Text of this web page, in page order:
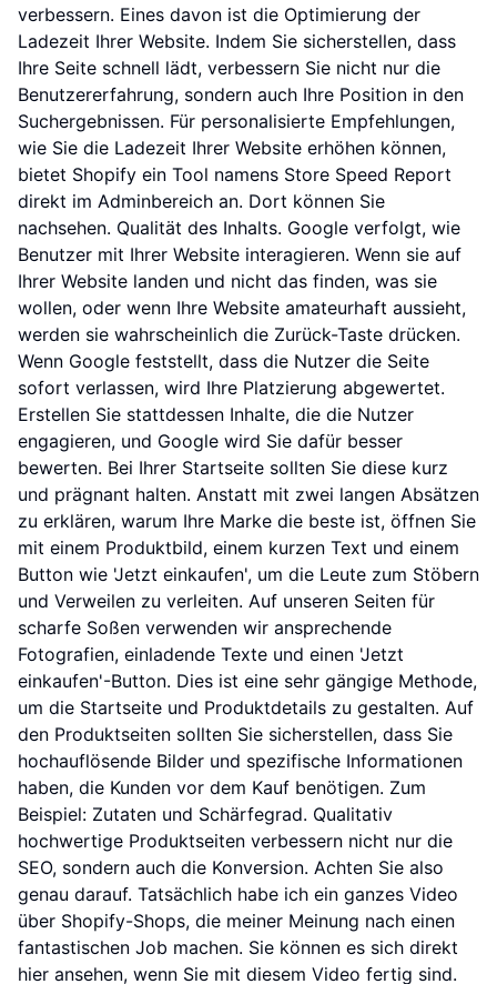
verbessern. Eines davon ist die Optimierung der
Ladezeit Ihrer Website. Indem Sie sicherstellen, dass
Ihre Seite schnell lädt, verbessern Sie nicht nur die
Benutzererfahrung, sondern auch Ihre Position in den
Suchergebnissen. Für personalisierte Empfehlungen,
wie Sie die Ladezeit Ihrer Website erhöhen können,
bietet Shopify ein Tool namens Store Speed Report
direkt im Adminbereich an. Dort können Sie
nachsehen. Qualität des Inhalts. Google verfolgt, wie
Benutzer mit Ihrer Website interagieren. Wenn sie auf
Ihrer Website landen und nicht das finden, was sie
wollen, oder wenn Ihre Website amateurhaft aussieht,
werden sie wahrscheinlich die Zurück-Taste drücken.
Wenn Google feststellt, dass die Nutzer die Seite
sofort verlassen, wird Ihre Platzierung abgewertet.
Erstellen Sie stattdessen Inhalte, die die Nutzer
engagieren, und Google wird Sie dafür besser
bewerten. Bei Ihrer Startseite sollten Sie diese kurz
und prägnant halten. Anstatt mit zwei langen Absätzen
zu erklären, warum Ihre Marke die beste ist, öffnen Sie
mit einem Produktbild, einem kurzen Text und einem
Button wie 'Jetzt einkaufen', um die Leute zum Stöbern
und Verweilen zu verleiten. Auf unseren Seiten für
scharfe Soßen verwenden wir ansprechende
Fotografien, einladende Texte und einen 'Jetzt
einkaufen'-Button. Dies ist eine sehr gängige Methode,
um die Startseite und Produktdetails zu gestalten. Auf
den Produktseiten sollten Sie sicherstellen, dass Sie
hochauflösende Bilder und spezifische Informationen
haben, die Kunden vor dem Kauf benötigen. Zum
Beispiel: Zutaten und Schärfegrad. Qualitativ
hochwertige Produktseiten verbessern nicht nur die
SEO, sondern auch die Konversion. Achten Sie also
genau darauf. Tatsächlich habe ich ein ganzes Video
über Shopify-Shops, die meiner Meinung nach einen
fantastischen Job machen. Sie können es sich direkt
hier ansehen, wenn Sie mit diesem Video fertig sind.